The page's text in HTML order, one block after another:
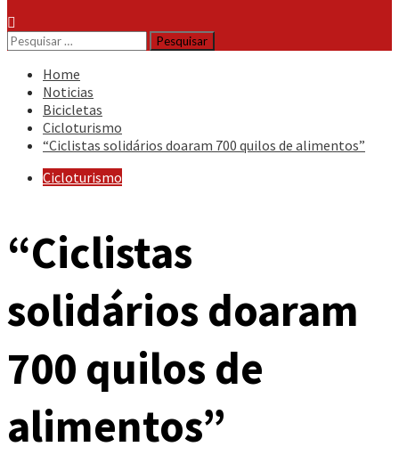
Pesquisar
por:
Home
Noticias
Bicicletas
Cicloturismo
“Ciclistas solidários doaram 700 quilos de alimentos”
Cicloturismo
“Ciclistas
solidários doaram
700 quilos de
alimentos”